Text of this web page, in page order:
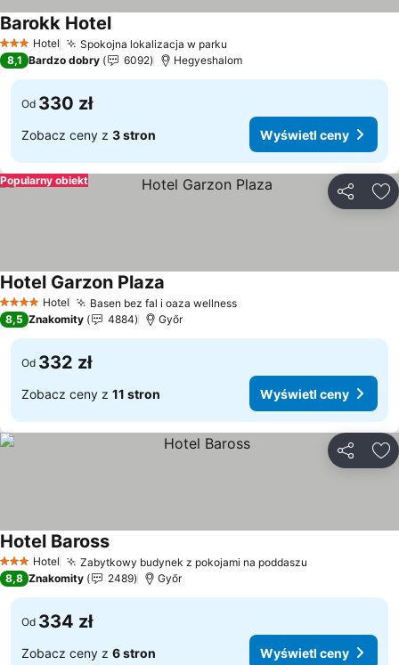
3 Kategoria
Hotel Spokojna lokalizacja w parku
Barokk HotelWyświetl ceny
8,1 Bardzo dobry 6092 Hegyeshalom
Od 330 zł
Zobacz ceny z 3 stron Wyświetl ceny
Popularny obiekt
4 KategoriaHotel Basen bez fal i oaza wellnessWyświetl ceny
Hotel Garzon Plaza
8,5 Znakomity 4884 Győr
Od 332 zł
Zobacz ceny z 11 stron Wyświetl ceny
3 Kategoria
Hotel Zabytkowy budynek z pokojami na poddaszu
Hotel BarossWyświetl ceny
8,8 Znakomity 2489 Győr
Od 334 zł
Zobacz ceny z 6 stron Wyświetl ceny